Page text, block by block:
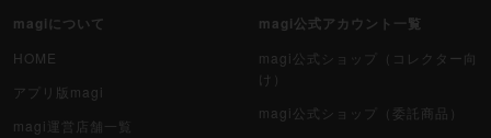
magiについて
HOME
アプリ版magi
magi運営店舗一覧
magi公式アカウント一覧
magi公式ショップ（コレクター向
け）
magi公式ショップ（委託商品）